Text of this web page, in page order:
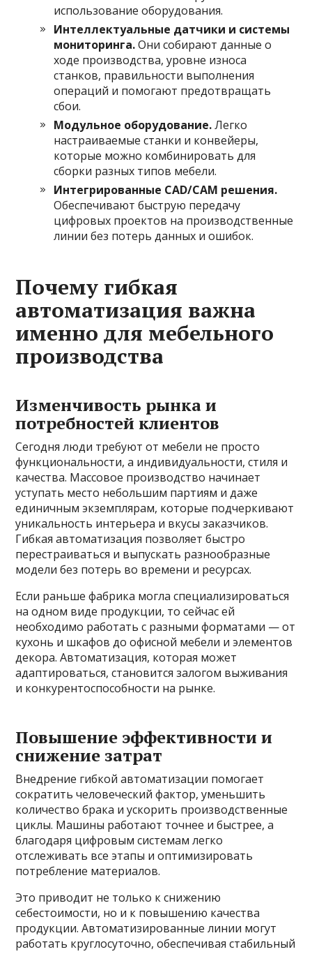
использование оборудования.
Интеллектуальные датчики и системы
мониторинга.Они собирают данные о
ходе производства, уровне износа
станков, правильности выполнения
операций и помогают предотвращать
сбои.
Модульное оборудование.Легко
настраиваемые станки и конвейеры,
которые можно комбинировать для
сборки разных типов мебели.
Интегрированные CAD/CAM решения.
Обеспечивают быструю передачу
цифровых проектов на производственные
линии без потерь данных и ошибок.
Почему гибкая
автоматизация важна
именно для мебельного
производства
Изменчивость рынка и
потребностей клиентов
Сегодня люди требуют от мебели не просто
функциональности, а индивидуальности, стиля и
качества. Массовое производство начинает
уступать место небольшим партиям и даже
единичным экземплярам, которые подчеркивают
уникальность интерьера и вкусы заказчиков.
Гибкая автоматизация позволяет быстро
перестраиваться и выпускать разнообразные
модели без потерь во времени и ресурсах.
Если раньше фабрика могла специализироваться
на одном виде продукции, то сейчас ей
необходимо работать с разными форматами — от
кухонь и шкафов до офисной мебели и элементов
декора. Автоматизация, которая может
адаптироваться, становится залогом выживания
и конкурентоспособности на рынке.
Повышение эффективности и
снижение затрат
Внедрение гибкой автоматизации помогает
сократить человеческий фактор, уменьшить
количество брака и ускорить производственные
циклы. Машины работают точнее и быстрее, а
благодаря цифровым системам легко
отслеживать все этапы и оптимизировать
потребление материалов.
Это приводит не только к снижению
себестоимости, но и к повышению качества
продукции. Автоматизированные линии могут
работать круглосуточно, обеспечивая стабильный